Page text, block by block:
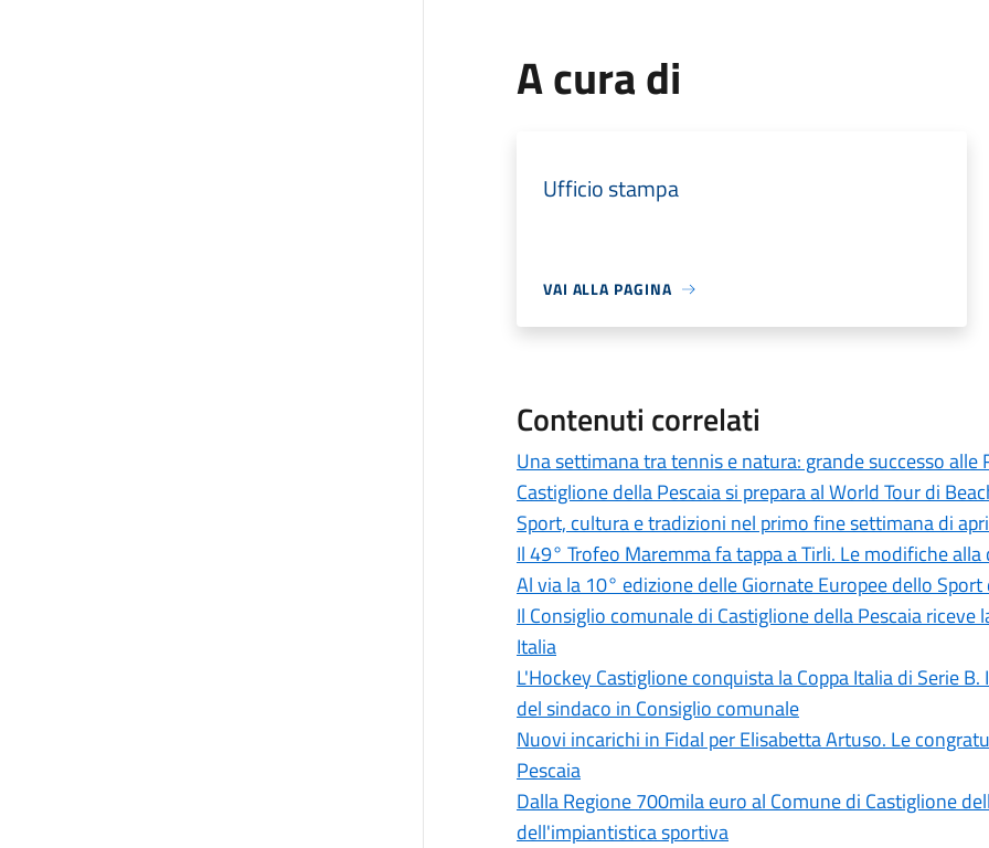
A cura di
Ufficio stampa
VAI ALLA PAGINA
Contenuti correlati
Una settimana tra tennis e natura: grande successo alle
Castiglione della Pescaia si prepara al World Tour di
Sport, cultura e tradizioni nel primo fine settimana di
Il 49° Trofeo Maremma fa tappa a Tirli. Le modifiche
Al via la 10° edizione delle Giornate Europee dello
Il Consiglio comunale di Castiglione della Pescaia
Italia
L'Hockey Castiglione conquista la Coppa Italia di Serie
del sindaco in Consiglio comunale
Nuovi incarichi in Fidal per Elisabetta Artuso. Le
Pescaia
Dalla Regione 700mila euro al Comune di Castiglione
dell'impiantistica sportiva